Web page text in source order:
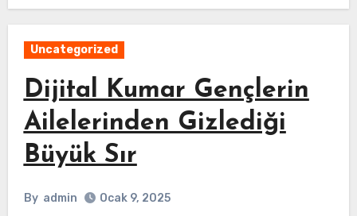
Uncategorized
Dijital Kumar Gençlerin
Ailelerinden Gizlediği
Büyük Sır
By admin Ocak 9, 2025